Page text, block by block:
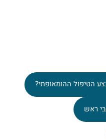
הטיפול ההומאופתי?
ראש